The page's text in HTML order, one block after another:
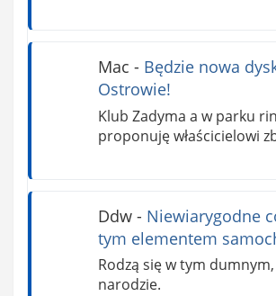
Mac - Będzie nowa
Ostrowie!
Klub Zadyma a w parku
proponuję właścicielowi
Ddw- Niewiarygodne
tym elementem
Rodzą się w tym
narodzie.